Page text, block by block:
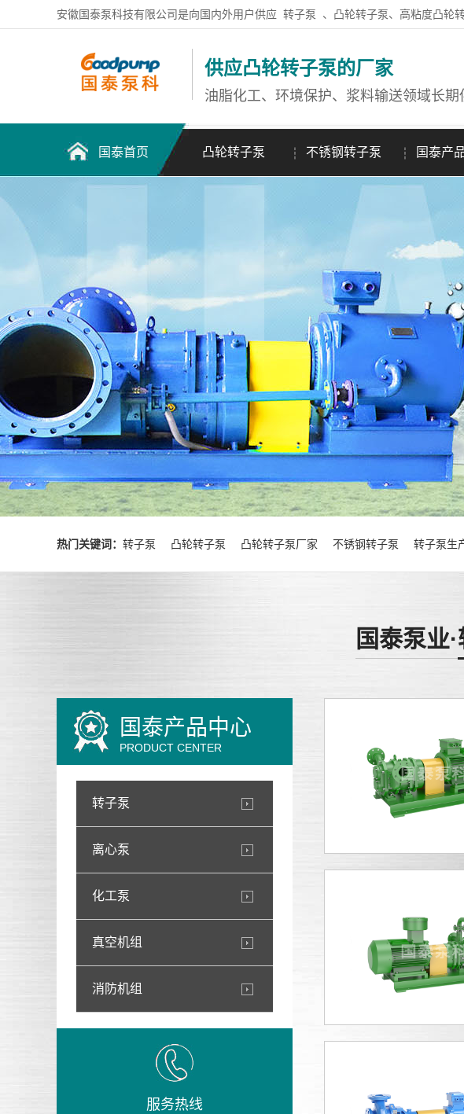
安徽国泰泵科技有限公司是向国内外用户供应 转子泵 、凸轮转子泵、高粘度凸轮
供应凸轮转子泵的厂家
油脂化工、环境保护、浆料输送领域长期
国泰首页 凸轮转子泵 不锈钢转子泵 国泰产
热门关键词： 转子泵 凸轮转子泵 凸轮转子泵厂家 不锈钢转子泵 转子泵生
国泰泵业
国泰产品中心
PRODUCT CENTER
转子泵
离心泵
化工泵
真空机组
消防机组
服务热线